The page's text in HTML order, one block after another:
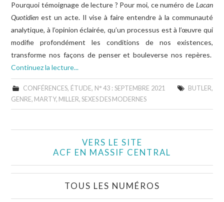
Pourquoi témoignage de lecture ? Pour moi, ce numéro de Lacan
Quotidien est un acte. Il vise à faire entendre à la communauté
analytique, à l’opinion éclairée, qu’un processus est à l’œuvre qui
modifie profondément les conditions de nos existences,
transforme nos façons de penser et bouleverse nos repères.
Continuez la lecture...
CONFÉRENCES, ÉTUDE, N° 43 : SEPTEMBRE 2021 BUTLER,
GENRE, MARTY, MILLER,SEXES DES MODERNES
VERS LE SITE
ACF EN MASSIF CENTRAL
TOUS LES NUMÉROS